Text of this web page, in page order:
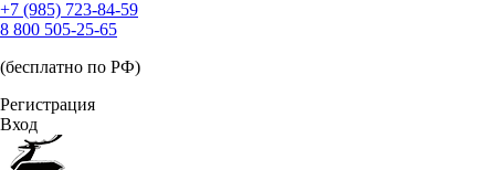
+7 (985) 723-84-59
8 800 505-25-65
(бесплатно по РФ)
Регистрация
Вход